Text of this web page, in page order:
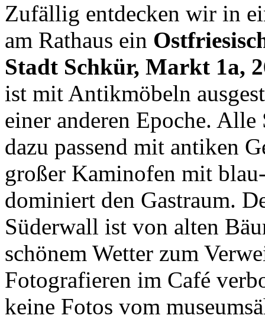
Zufällig entdecken wir in
am Rathaus ein
Stadt Schkür, Markt 1a,
ist mit Antikmöbeln
einer anderen Epoche.
dazu passend mit antiken
großer Kaminofen mit
dominiert den Gastraum.
Süderwall ist von alten
schönem Wetter zum
Fotografieren im Café
keine Fotos vom